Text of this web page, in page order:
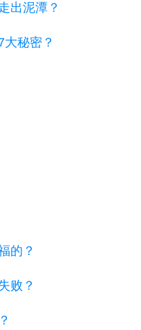
出泥潭？
秘密？
的？
败？